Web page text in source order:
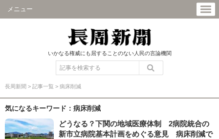
メニュー
いかなる権威にも屈することのない人民の言論機関
長周新聞 > 記事一覧 > 病床削減
気になるキーワード：病床削減
どうなる？下関の地域医療体制 2病院統合の
新市立病院基本計画をめぐる意見 病床削減で